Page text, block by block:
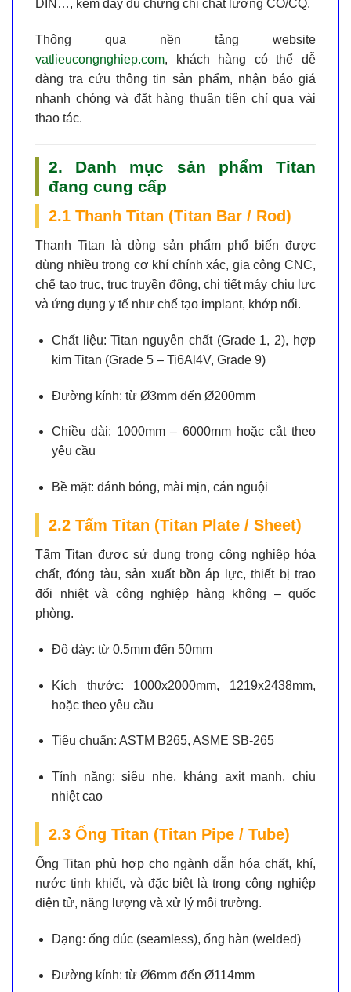
DIN…, kèm đầy đủ chứng chỉ chất lượng CO/CQ.
Thông qua nền tảng website
vatlieucongnghiep.com, khách hàng có thể dễ
dàng tra cứu thông tin sản phẩm, nhận báo giá
nhanh chóng và đặt hàng thuận tiện chỉ qua vài
thao tác.
2. Danh mục sản phẩm Titan
đang cung cấp
2.1 Thanh Titan (Titan Bar / Rod)
Thanh Titan là dòng sản phẩm phổ biến được
dùng nhiều trong cơ khí chính xác, gia công CNC,
chế tạo trục, trục truyền động, chi tiết máy chịu lực
và ứng dụng y tế như chế tạo implant, khớp nối.
Chất liệu: Titan nguyên chất (Grade 1, 2), hợp
kim Titan (Grade 5 – Ti6Al4V, Grade 9)
Đường kính: từ Ø3mm đến Ø200mm
Chiều dài: 1000mm – 6000mm hoặc cắt theo
yêu cầu
Bề mặt: đánh bóng, mài mịn, cán nguội
2.2 Tấm Titan (Titan Plate / Sheet)
Tấm Titan được sử dụng trong công nghiệp hóa
chất, đóng tàu, sản xuất bồn áp lực, thiết bị trao
đổi nhiệt và công nghiệp hàng không – quốc
phòng.
Độ dày: từ 0.5mm đến 50mm
Kích thước: 1000x2000mm, 1219x2438mm,
hoặc theo yêu cầu
Tiêu chuẩn: ASTM B265, ASME SB-265
Tính năng: siêu nhẹ, kháng axit mạnh, chịu
nhiệt cao
2.3 Ống Titan (Titan Pipe / Tube)
Ống Titan phù hợp cho ngành dẫn hóa chất, khí,
nước tinh khiết, và đặc biệt là trong công nghiệp
điện tử, năng lượng và xử lý môi trường.
Dạng: ống đúc (seamless), ống hàn (welded)
Đường kính: từ Ø6mm đến Ø114mm